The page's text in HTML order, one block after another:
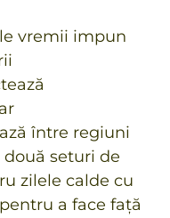
vremii impun
între regiuni
seturi de
zilele calde cu
a face față